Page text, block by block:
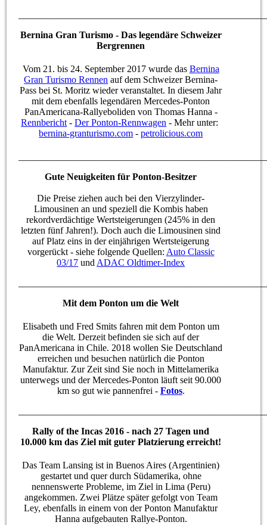
Bernina Gran Turismo - Das legendäre Schweizer
Bergrennen
Vom 21. bis 24. September 2017 wurde das Bernina
Gran Turismo Rennen auf dem Schweizer Bernina-
Pass bei St. Moritz wieder veranstaltet. In diesem Jahr
mit dem ebenfalls legendären Mercedes-Ponton
PanAmericana-Rallyeboliden von Thomas Hanna -
Rennbericht -Der Ponton-Rennwagen - Mehr unter:
bernina-granturismo.com -petrolicious.com
Gute Neuigkeiten für Ponton-Besitzer
Die Preise ziehen auch bei den Vierzylinder-
Limousinen an und speziell die Kombis haben
rekordverdächtige Wertsteigerungen (245% in den
letzten fünf Jahren!). Doch auch die Limousinen sind
auf Platz eins in der einjährigen Wertsteigerung
vorgerückt - siehe folgende Quellen: Auto Classic
03/17 und ADAC Oldtimer-Index
Mit dem Ponton um die Welt
Elisabeth und Fred Smits fahren mit dem Ponton um
die Welt. Derzeit befinden sie sich auf der
PanAmericana in Chile. 2018 wollen Sie Deutschland
erreichen und besuchen natürlich die Ponton
Manufaktur. Zur Zeit sind Sie noch in Mittelamerika
unterwegs und der Mercedes-Ponton läuft seit 90.000
km so gut wie pannenfrei - Fotos.
Rally of the Incas 2016 - nach 27 Tagen und
10.000 km das Ziel mit guter Platzierung erreicht!
Das Team Lansing ist in Buenos Aires (Argentinien)
gestartet und quer durch Südamerika, ohne
nennenswerte Probleme, im Ziel in Lima (Peru)
angekommen. Zwei Plätze später gefolgt von Team
Ley, ebenfalls in einem von der Ponton Manufaktur
Hanna aufgebauten Rallye-Ponton.